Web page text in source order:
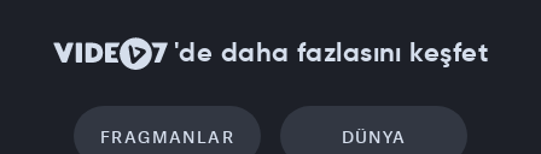
'de daha fazlasını keşfet
FRAGMANLAR DÜNYA